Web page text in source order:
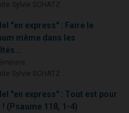
"en express" : Faire le
même dans les
"en express" : Tout est pour
! (Psaume 118, 1-4)